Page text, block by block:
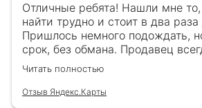
Отличные ребята! Нашли мне то,
найти трудно и стоит в два
Пришлось немного подождать,
срок, без обмана. Продавец
Буду ещё обращаться! 👍
Читать полностью
Отзыв Яндекс.Карты